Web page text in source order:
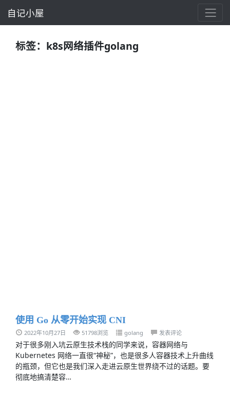
自记小屋
标签：k8s网络插件golang
使用 Go 从零开始实现 CNI
2022年10月27日 51798浏览 golang 发表评论
对于很多刚入坑云原生技术栈的同学来说，容器网络与
Kubernetes 网络一直很“神秘”，也是很多人容器技术上升曲线
的瓶颈，但它也是我们深入走进云原生世界绕不过的话题。要
彻底地搞清楚容…